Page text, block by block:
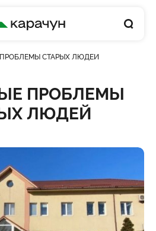
СТАРЫХ ЛЮДЕЙ
ПРОБЛЕМЫ
ЛЮДЕЙ